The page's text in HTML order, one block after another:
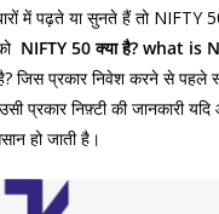
में पढ़ते या सुनते हैं तो NIFTY
NIFTY 50 क्या है? what is
जिस प्रकार निवेश करने से पहले
प्रकार निफ़्टी की जानकारी
हो जाती है।